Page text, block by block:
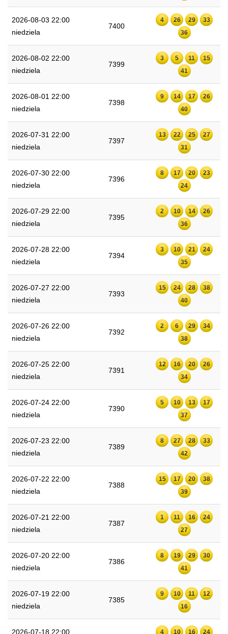
2026-08-03 22:00
niedziela
7400
4 26 29
33
36
2026-08-02 22:00
niedziela
7399
3 5 11
15
41
2026-08-01 22:00
niedziela
7398
9 14 17
26
40
2026-07-31 22:00
niedziela
7397
13 22 25
27
31
2026-07-30 22:00
niedziela
7396
8 17 20
23
24
2026-07-29 22:00
niedziela
7395
2 10 14
26
36
2026-07-28 22:00
niedziela
7394
3 10 21
24
35
2026-07-27 22:00
niedziela
7393
15 24 28
38
40
2026-07-26 22:00
niedziela
7392
2 6 29
34
38
2026-07-25 22:00
niedziela
7391
12 16 20
26
34
2026-07-24 22:00
niedziela
7390
5 10 13
17
37
2026-07-23 22:00
niedziela
7389
8 27 28
33
42
2026-07-22 22:00
niedziela
7388
15 17 20
38
39
2026-07-21 22:00
niedziela
7387
1 11 16
24
27
2026-07-20 22:00
niedziela
7386
8 19 29
30
41
2026-07-19 22:00
niedziela
7385
9 10 11
12
16
2026-07-18 22:00 4 10 16 24